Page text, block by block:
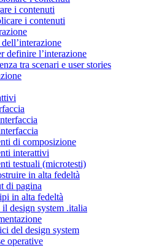
i contenuti
i contenuti
definire l’interazione
tra scenari e user stories
di composizione
interattivi
testuali (microtesti)
in alta fedeltà
di pagina
in alta fedeltà
design system .italia
del design system
operative